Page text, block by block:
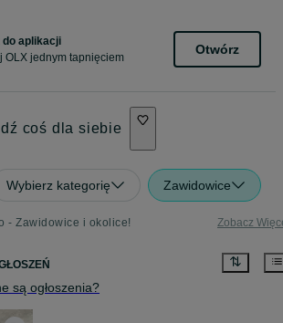
do aplikacji
OLX jednym tapnięciem
Otwórz
coś dla siebie
Wybierz kategorię Zawidowice
- Zawidowice i okolice! Zobacz
są ogłoszenia?